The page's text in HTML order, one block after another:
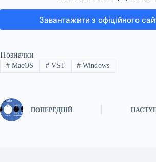
Завантажити з офіційного
Позначки
#MacOS #VST # Windows
ПОПЕРЕДНІЙ